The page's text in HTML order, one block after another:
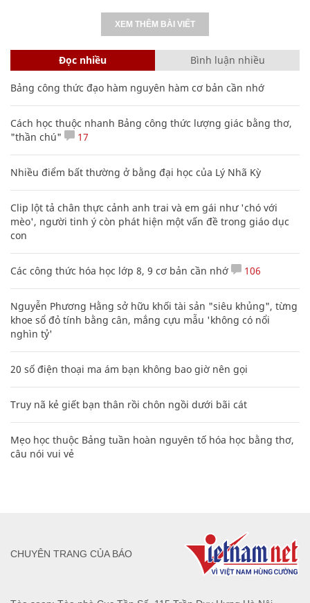
XEM THÊM BÀI VIẾT
Đọc nhiều Bình luận nhiều
Bảng công thức đạo hàm nguyên hàm cơ bản cần nhớ
Cách học thuộc nhanh Bảng công thức lượng giác bằng thơ,
"thần chú"
17
Nhiều điểm bất thường ở bằng đại học của Lý Nhã Kỳ
Clip lột tả chân thực cảnh anh trai và em gái như 'chó với
mèo', người tinh ý còn phát hiện một vấn đề trong giáo dục
con
Các công thức hóa học lớp 8, 9 cơ bản cần nhớ 106
Nguyễn Phương Hằng sở hữu khối tài sản "siêu khủng", từng
khoe sổ đỏ tính bằng cân, mắng cựu mẫu 'không có nổi
nghìn tỷ'
20 số điện thoại ma ám bạn không bao giờ nên gọi
Truy nã kẻ giết bạn thân rồi chôn ngồi dưới bãi cát
Mẹo học thuộc Bảng tuần hoàn nguyên tố hóa học bằng thơ,
câu nói vui vẻ
CHUYÊN TRANG CỦA BÁO